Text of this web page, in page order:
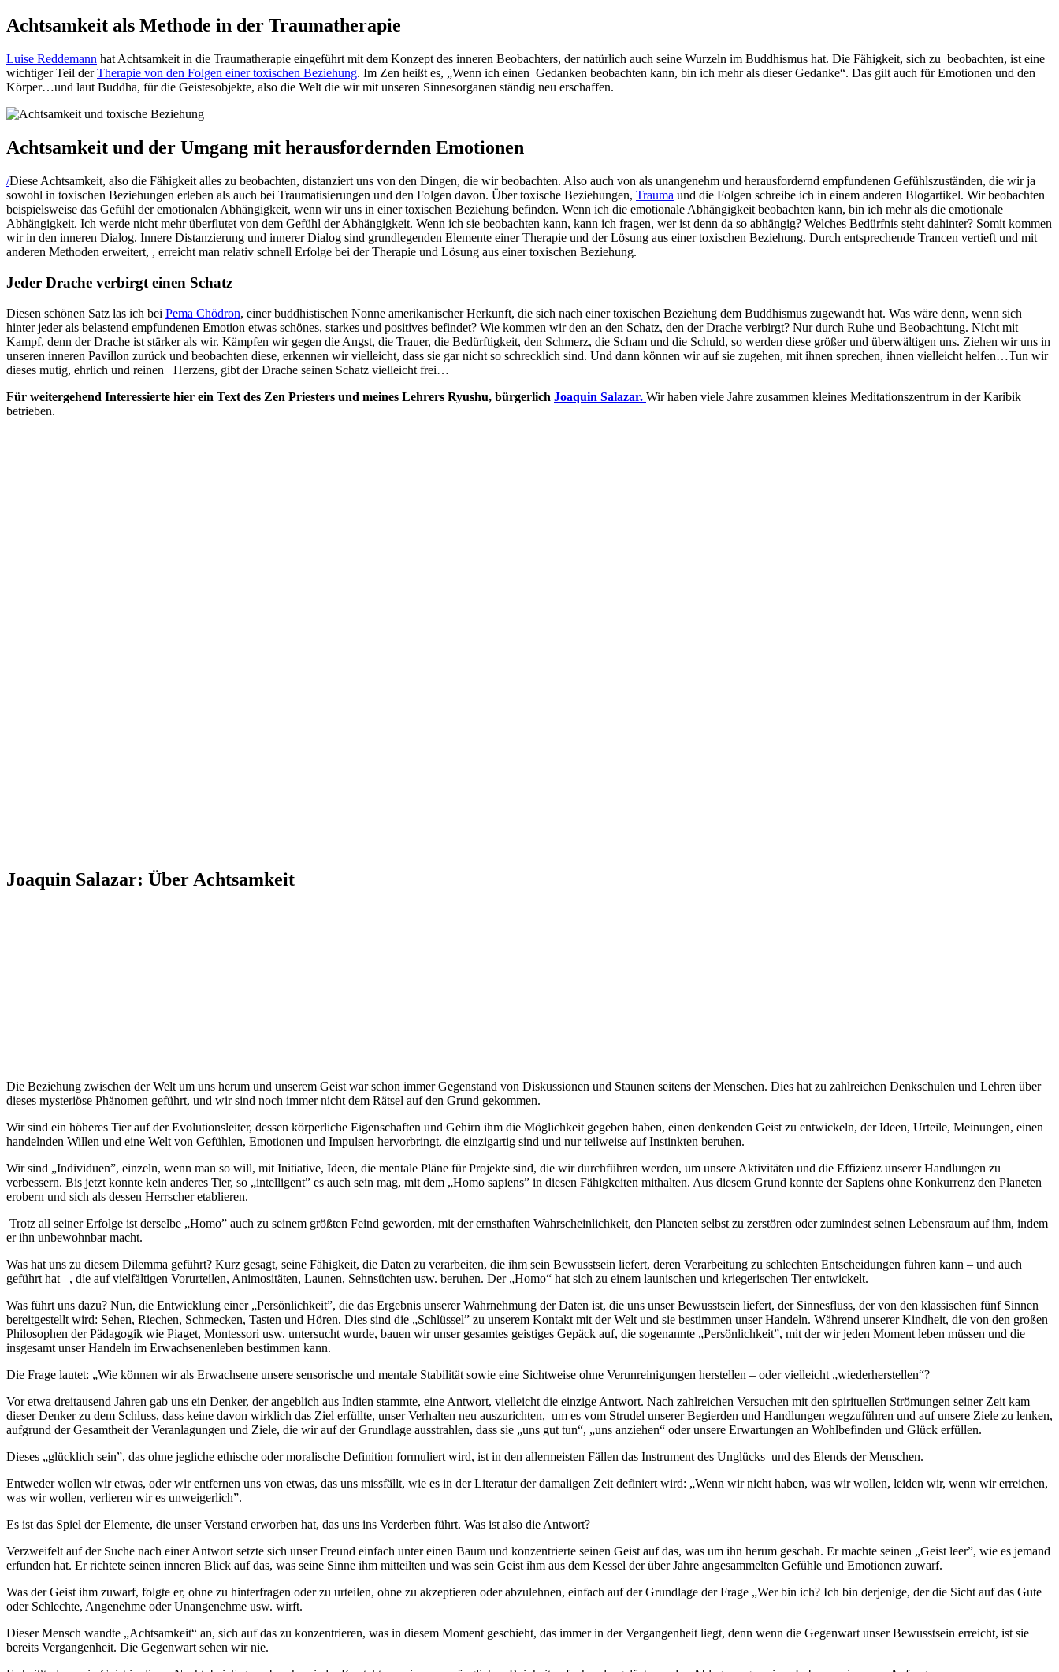
Achtsamkeit als Methode in der Traumatherapie
Luise Reddemann hat Achtsamkeit in die Traumatherapie eingeführt mit dem Konzept des inneren Beobachters, der natürlich auch seine Wurzeln im Buddhismus hat. Die Fähigkeit, sich zu beobachten, ist eine
wichtiger Teil derTherapie von den Folgen einer toxischen Beziehung. Im Zen heißt es, „Wenn ich einen Gedanken beobachten kann, bin ich mehr als dieser Gedanke“. Das gilt auch für Emotionen und den
Körper…und laut Buddha, für die Geistesobjekte, also die Welt die wir mit unseren Sinnesorganen ständig neu erschaffen.
Achtsamkeit und der Umgang mit herausfordernden Emotionen
/Diese Achtsamkeit, also die Fähigkeit alles zu beobachten, distanziert uns von den Dingen, die wir beobachten. Also auch von als unangenehm und herausfordernd empfundenen Gefühlszuständen, die wir ja
sowohl in toxischen Beziehungen erleben als auch bei Traumatisierungen und den Folgen davon. Über toxische Beziehungen, Trauma und die Folgen schreibe ich in einem anderen Blogartikel. Wir beobachten
beispielsweise das Gefühl der emotionalen Abhängigkeit, wenn wir uns in einer toxischen Beziehung befinden. Wenn ich die emotionale Abhängigkeit beobachten kann, bin ich mehr als die emotionale
Abhängigkeit. Ich werde nicht mehr überflutet von dem Gefühl der Abhängigkeit. Wenn ich sie beobachten kann, kann ich fragen, wer ist denn da so abhängig? Welches Bedürfnis steht dahinter? Somit kommen
wir in den inneren Dialog. Innere Distanzierung und innerer Dialog sind grundlegenden Elemente einer Therapie und der Lösung aus einer toxischen Beziehung. Durch entsprechende Trancen vertieft und mit
anderen Methoden erweitert, , erreicht man relativ schnell Erfolge bei der Therapie und Lösung aus einer toxischen Beziehung.
Jeder Drache verbirgt einen Schatz
Diesen schönen Satz las ich bei Pema Chödron, einer buddhistischen Nonne amerikanischer Herkunft, die sich nach einer toxischen Beziehung dem Buddhismus zugewandt hat. Was wäre denn, wenn sich
hinter jeder als belastend empfundenen Emotion etwas schönes, starkes und positives befindet? Wie kommen wir den an den Schatz, den der Drache verbirgt? Nur durch Ruhe und Beobachtung. Nicht mit
Kampf, denn der Drache ist stärker als wir. Kämpfen wir gegen die Angst, die Trauer, die Bedürftigkeit, den Schmerz, die Scham und die Schuld, so werden diese größer und überwältigen uns. Ziehen wir uns in
unseren inneren Pavillon zurück und beobachten diese, erkennen wir vielleicht, dass sie gar nicht so schrecklich sind. Und dann können wir auf sie zugehen, mit ihnen sprechen, ihnen vielleicht helfen…Tun wir
dieses mutig, ehrlich und reinen Herzens, gibt der Drache seinen Schatz vielleicht frei…
Für weitergehend Interessierte hier ein Text des Zen Priesters und meines Lehrers Ryushu, bürgerlich Joaquin Salazar. Wir haben viele Jahre zusammen kleines Meditationszentrum in der Karibik
betrieben.
Joaquin Salazar: Über Achtsamkeit
Die Beziehung zwischen der Welt um uns herum und unserem Geist war schon immer Gegenstand von Diskussionen und Staunen seitens der Menschen. Dies hat zu zahlreichen Denkschulen und Lehren über
dieses mysteriöse Phänomen geführt, und wir sind noch immer nicht dem Rätsel auf den Grund gekommen.
Wir sind ein höheres Tier auf der Evolutionsleiter, dessen körperliche Eigenschaften und Gehirn ihm die Möglichkeit gegeben haben, einen denkenden Geist zu entwickeln, der Ideen, Urteile, Meinungen, einen
handelnden Willen und eine Welt von Gefühlen, Emotionen und Impulsen hervorbringt, die einzigartig sind und nur teilweise auf Instinkten beruhen.
Wir sind „Individuen”, einzeln, wenn man so will, mit Initiative, Ideen, die mentale Pläne für Projekte sind, die wir durchführen werden, um unsere Aktivitäten und die Effizienz unserer Handlungen zu
verbessern. Bis jetzt konnte kein anderes Tier, so „intelligent” es auch sein mag, mit dem „Homo sapiens” in diesen Fähigkeiten mithalten. Aus diesem Grund konnte der Sapiens ohne Konkurrenz den Planeten
erobern und sich als dessen Herrscher etablieren.
Trotz all seiner Erfolge ist derselbe „Homo” auch zu seinem größten Feind geworden, mit der ernsthaften Wahrscheinlichkeit, den Planeten selbst zu zerstören oder zumindest seinen Lebensraum auf ihm, indem
er ihn unbewohnbar macht.
Was hat uns zu diesem Dilemma geführt? Kurz gesagt, seine Fähigkeit, die Daten zu verarbeiten, die ihm sein Bewusstsein liefert, deren Verarbeitung zu schlechten Entscheidungen führen kann – und auch
geführt hat –, die auf vielfältigen Vorurteilen, Animositäten, Launen, Sehnsüchten usw. beruhen. Der „Homo“ hat sich zu einem launischen und kriegerischen Tier entwickelt.
Was führt uns dazu? Nun, die Entwicklung einer „Persönlichkeit”, die das Ergebnis unserer Wahrnehmung der Daten ist, die uns unser Bewusstsein liefert, der Sinnesfluss, der von den klassischen fünf Sinnen
bereitgestellt wird: Sehen, Riechen, Schmecken, Tasten und Hören. Dies sind die „Schlüssel” zu unserem Kontakt mit der Welt und sie bestimmen unser Handeln. Während unserer Kindheit, die von den großen
Philosophen der Pädagogik wie Piaget, Montessori usw. untersucht wurde, bauen wir unser gesamtes geistiges Gepäck auf, die sogenannte „Persönlichkeit”, mit der wir jeden Moment leben müssen und die
insgesamt unser Handeln im Erwachsenenleben bestimmen kann.
Die Frage lautet: „Wie können wir als Erwachsene unsere sensorische und mentale Stabilität sowie eine Sichtweise ohne Verunreinigungen herstellen – oder vielleicht „wiederherstellen“?
Vor etwa dreitausend Jahren gab uns ein Denker, der angeblich aus Indien stammte, eine Antwort, vielleicht die einzige Antwort. Nach zahlreichen Versuchen mit den spirituellen Strömungen seiner Zeit kam
dieser Denker zu dem Schluss, dass keine davon wirklich das Ziel erfüllte, unser Verhalten neu auszurichten, um es vom Strudel unserer Begierden und Handlungen wegzuführen und auf unsere Ziele zu lenken,
aufgrund der Gesamtheit der Veranlagungen und Ziele, die wir auf der Grundlage ausstrahlen, dass sie „uns gut tun“, „uns anziehen“ oder unsere Erwartungen an Wohlbefinden und Glück erfüllen.
Dieses „glücklich sein”, das ohne jegliche ethische oder moralische Definition formuliert wird, ist in den allermeisten Fällen das Instrument des Unglücks und des Elends der Menschen.
Entweder wollen wir etwas, oder wir entfernen uns von etwas, das uns missfällt, wie es in der Literatur der damaligen Zeit definiert wird: „Wenn wir nicht haben, was wir wollen, leiden wir, wenn wir erreichen,
was wir wollen, verlieren wir es unweigerlich”.
Es ist das Spiel der Elemente, die unser Verstand erworben hat, das uns ins Verderben führt. Was ist also die Antwort?
Verzweifelt auf der Suche nach einer Antwort setzte sich unser Freund einfach unter einen Baum und konzentrierte seinen Geist auf das, was um ihn herum geschah. Er machte seinen „Geist leer”, wie es jemand
erfunden hat. Er richtete seinen inneren Blick auf das, was seine Sinne ihm mitteilten und was sein Geist ihm aus dem Kessel der über Jahre angesammelten Gefühle und Emotionen zuwarf.
Was der Geist ihm zuwarf, folgte er, ohne zu hinterfragen oder zu urteilen, ohne zu akzeptieren oder abzulehnen, einfach auf der Grundlage der Frage „Wer bin ich? Ich bin derjenige, der die Sicht auf das Gute
oder Schlechte, Angenehme oder Unangenehme usw. wirft.
Dieser Mensch wandte „Achtsamkeit“ an, sich auf das zu konzentrieren, was in diesem Moment geschieht, das immer in der Vergangenheit liegt, denn wenn die Gegenwart unser Bewusstsein erreicht, ist sie
bereits Vergangenheit. Die Gegenwart sehen wir nie.